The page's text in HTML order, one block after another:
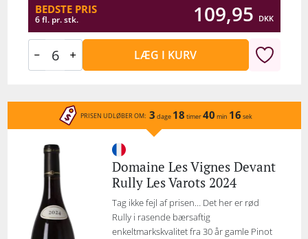
BEDSTE PRIS
6 fl. pr. stk. 109,95 DKK
LÆG I KURV
PRISEN UDLØBER OM: 3 dage 18 timer40 min 16 sek
Domaine Les Vignes Devant
Rully Les Varots 2024
Tag ikke fejl af prisen… Det her er rød
Rully i rasende bærsaftig
enkeltmarkskvalitet fra 30 år gamle Pinot